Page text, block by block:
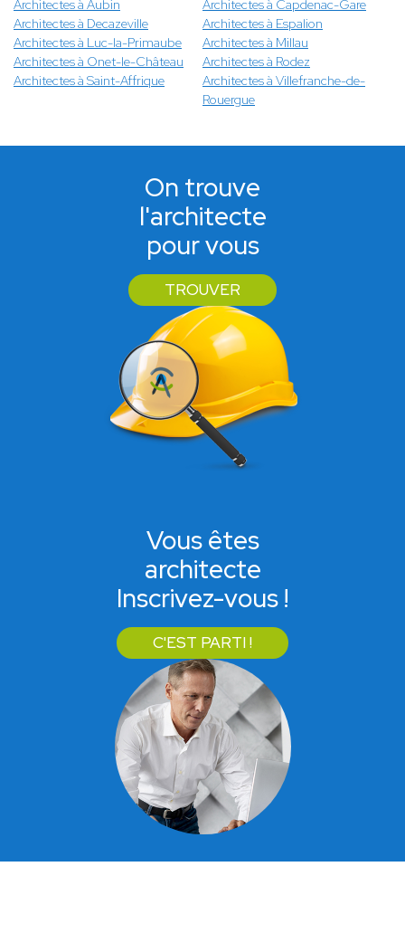
Architectes à Aubin
Architectes à Capdenac-Gare
Architectes à Decazeville
Architectes à Espalion
Architectes à Luc-la-Primaube
Architectes à Millau
Architectes à Onet-le-Château
Architectes à Rodez
Architectes à Saint-Affrique
Architectes à Villefranche-de-
Rouergue
On trouve
l'architecte
pour vous
TROUVER
Vous êtes
architecte
Inscrivez-vous !
C'EST PARTI !